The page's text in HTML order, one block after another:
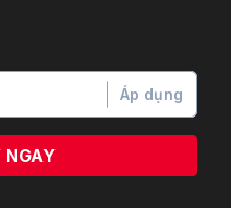
Áp dụng